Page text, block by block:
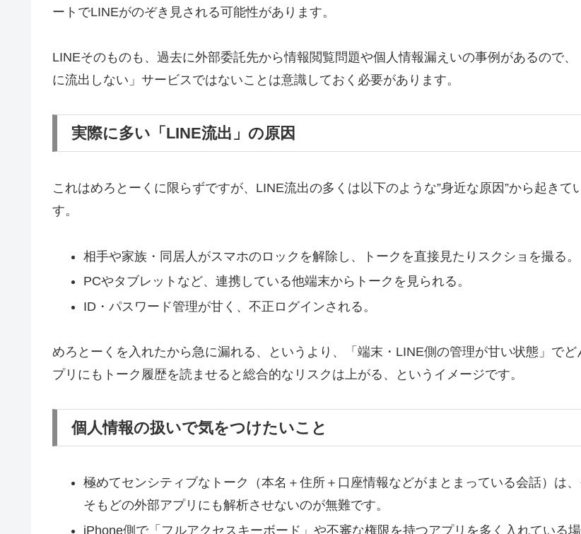
ートでLINEがのぞき見される可能性があります。
LINEそのものも、過去に外部委託先から情報閲覧問題や個人情報漏えいの事例があるので、
に流出しない」サービスではないことは意識しておく必要があります。
実際に多い「LINE流出」の原因
これはめろとーくに限らずですが、LINE流出の多くは以下のような”身近な原因”から起きて
す。
相手や家族・同居人がスマホのロックを解除し、トークを直接見たりスクショを撮る。
PCやタブレットなど、連携している他端末からトークを見られる。
ID・パスワード管理が甘く、不正ログインされる。
めろとーくを入れたから急に漏れる、というより、「端末・LINE側の管理が甘い状態」でど
プリにもトーク履歴を読ませると総合的なリスクは上がる、というイメージです。
個人情報の扱いで気をつけたいこと
極めてセンシティブなトーク（本名＋住所＋口座情報などがまとまっている会話）は、
そもどの外部アプリにも解析させないのが無難です。
iPhone側で「フルアクセスキーボード」や不審な権限を持つアプリを多く入れている場